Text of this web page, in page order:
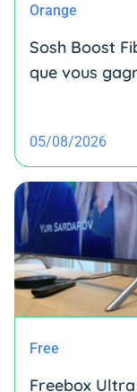
Orange
Sosh Boost
que vous
05/08/2026
Free
Freebox